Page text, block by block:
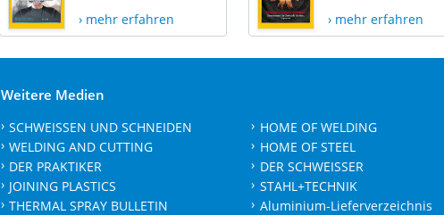
› mehr erfahren › mehr erfahren
Weitere Medien
SCHWEISSEN UND SCHNEIDEN
WELDING AND CUTTING
DER PRAKTIKER
JOINING PLASTICS
THERMAL SPRAY BULLETIN
HOME OF WELDING
HOME OF STEEL
DER SCHWEISSER
STAHL+TECHNIK
Aluminium-Lieferverzeichnis